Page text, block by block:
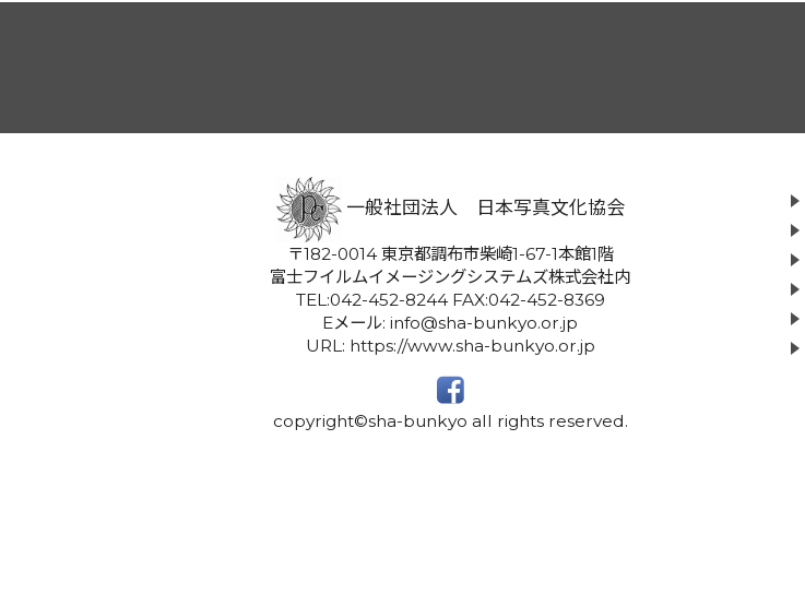
一般社団法人 日本写真文化協会
〒182-0014 東京都調布市柴崎1-67-1本館1階
富士フイルムイメージングシステムズ株式会社内
TEL:042-452-8244 FAX:042-452-8369
Eメール: info@sha-bunkyo.or.jp
URL: https://www.sha-bunkyo.or.jp
copyright©sha-bunkyo all rights reserved.